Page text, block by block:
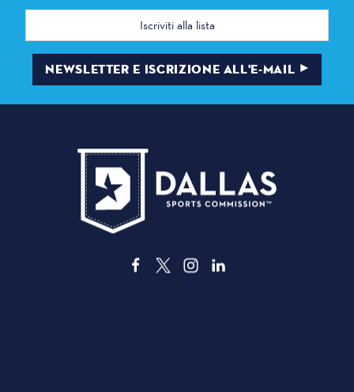
Indirizzo
mail
NEWSLETTER E ISCRIZIONE ALL'E-MAIL